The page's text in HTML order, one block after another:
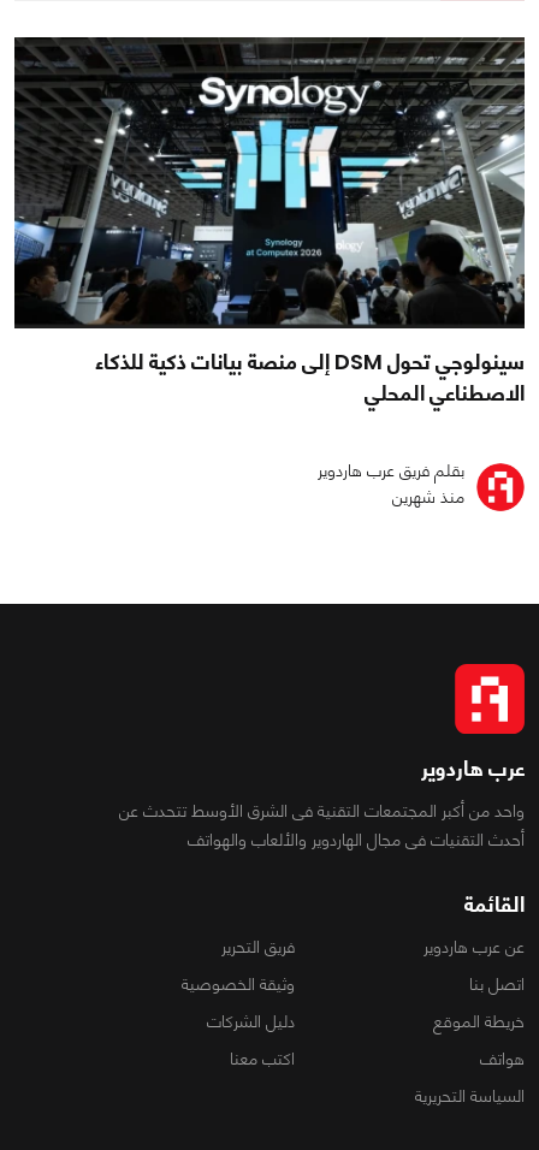
سينولوجي تحول DSM إلى منصة بيانات ذكية للذكاء
الاصطناعي المحلي
بقلم فريق عرب هاردوير
منذ شهرين
عرب هاردوير
واحد من أكبر المجتمعات التقنية فى الشرق الأوسط تتحدث عن
أحدث التقنيات فى مجال الهاردوير والألعاب والهواتف
القائمة
عن عرب هاردوير
فريق التحرير
اتصل بنا
وثيقة الخصوصية
خريطة الموقع
دليل الشركات
هواتف
اكتب معنا
السياسة التحريرية